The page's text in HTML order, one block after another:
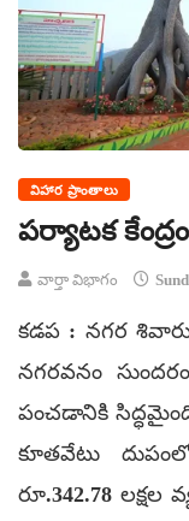
విహార ప్రాంతాలు
పర్యాటక
వార్తా విభాగం
కడప : నగర
నగరవనం
పంచడానికి
కూతవేటు
రూ.342.78